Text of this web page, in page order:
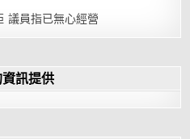
議員指已無心經營
訊提供